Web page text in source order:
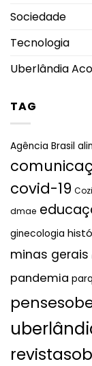
Sociedade
Tecnologia
Uberlândia
TAG
Agência Brasil
covid-19
dmae
ginecologia
minas gerais
pandemia